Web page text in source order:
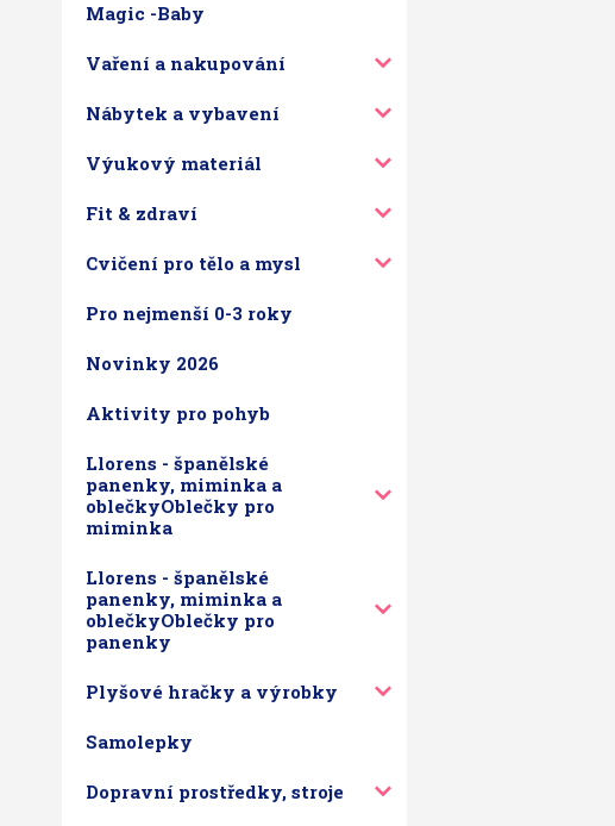
Magic -Baby
Vaření a nakupování
Nábytek a vybavení
Výukový materiál
Fit & zdraví
Cvičení pro tělo a mysl
Pro nejmenší 0-3 roky
Novinky 2026
Aktivity pro pohyb
Llorens - španělské
panenky, miminka a
oblečkyOblečky pro
miminka
Llorens - španělské
panenky, miminka a
oblečkyOblečky pro
panenky
Plyšové hračky a výrobky
Samolepky
Dopravní prostředky, stroje